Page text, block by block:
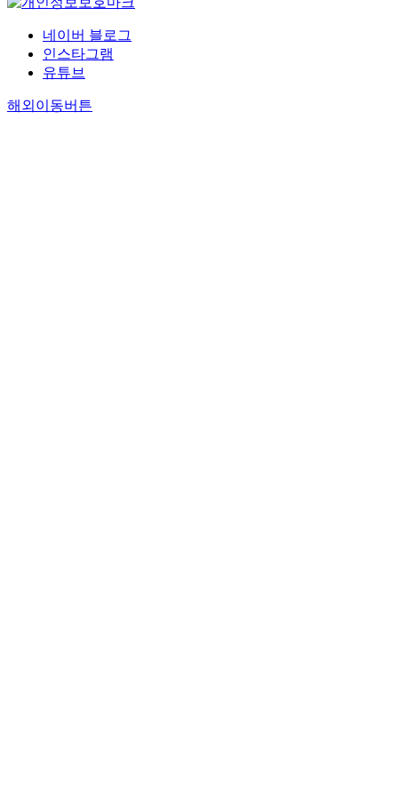
네이버 블로그
인스타그램
유튜브
해외이동버튼